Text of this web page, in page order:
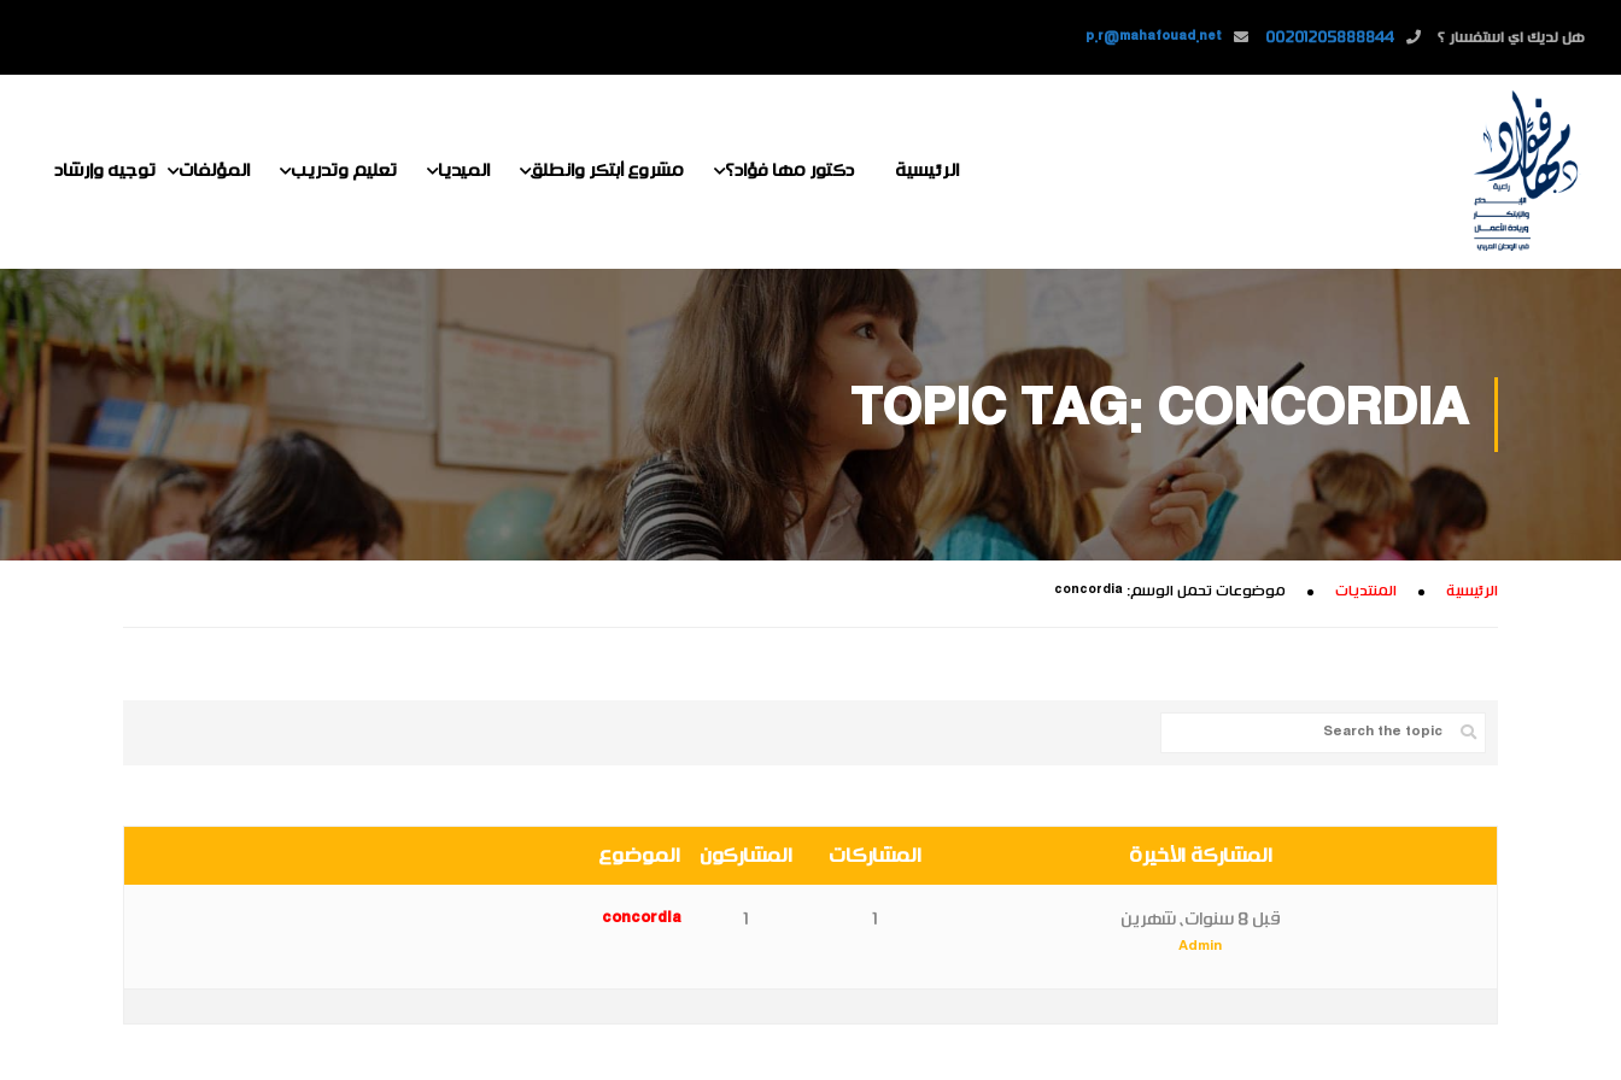
هل لديك اي استفسار ؟ 00201205888844
p.r@mahafouad.net
الرئيسية دكتور مها فؤاد؟ مشروع أبتكر وانطلق الميديا تعليم وتدريب المؤلفات توجيه وإرشاد
TOPIC TAG: CONCORDIA
الرئيسية المنتديات موضوعات تحمل الوسم: concordia
الموضوع المشاركون المشاركات المشاركة الأخيرة
concordia 1 1 قبل 8 سنوات، شهرين
Admin